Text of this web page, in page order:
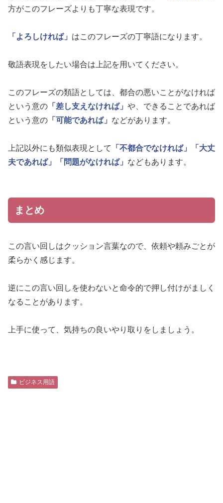
方がこのフレーズよりも丁寧な表現です。
「よろしければ」 はこのフレーズの丁寧語になります。
敬語表現をしたい場合は上記を用いてください。
このフレーズの類語としては、都合の悪いことがなければ
という意の 「差し支えなければ」 や、できることであれば
という意の 「可能であれば」 などがあります。
上記以外にも類似表現として 「不都合でなければ」
「大丈
夫であれば」
「問題がなければ」 などもあります。
まとめ
この言い回しはクッション言葉なので、依頼や頼みごとが
柔らかく感じます。
逆にこの言い回しを使わないと命令的で押し付けがましく
なることがあります。
上手に使って、気持ちの良いやり取りをしましょう。
ビジネス用語